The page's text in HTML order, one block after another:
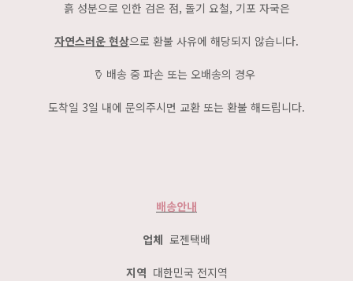
흙 성분으로 인한 검은 점, 돌기 요철, 기포 자국은
자연스러운 현상으로 환불 사유에 해당되지 않습니다.
𐃤 배송 중 파손 또는 오배송의 경우
도착일 3일 내에 문의주시면 교환 또는 환불 해드립니다.
배송안내
업체 로젠택배
지역 대한민국 전지역